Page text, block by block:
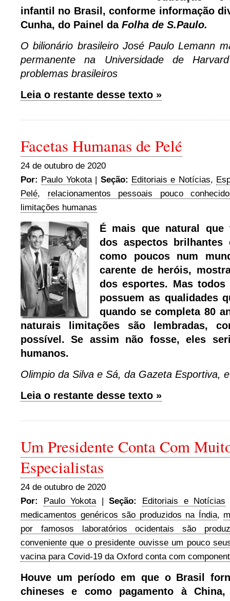
infantil no Brasil, conforme informação
Cunha, do Painel da Folha de S.Paulo.
O bilionário brasileiro José Paulo Lemann
permanente na Universidade de
problemas brasileiros
Leia o restante desse texto »
Facetas Humanas de Pelé
24 de outubro de 2020
Por: Paulo Yokota| Seção: Editoriais e Notícias,
Pelé, relacionamentos pessoais pouco
limitações humanas
É mais que natural que
dos aspectos
como poucos num
carente de heróis,
dos esportes. Mas todos
possuem as qualidades
quando se completa 80
naturais limitações são lembradas,
possível. Se assim não fosse, eles
humanos.
Olimpio da Silva e Sá, da Gazeta Esportiva,
Leia o restante desse texto »
Um Presidente Conta Com
Especialistas
24 de outubro de 2020
Por:
Paulo Yokota|Seção: Editoriais e Notícias
medicamentos genéricos são produzidos na Índia,
por famosos laboratórios ocidentais são
conveniente que o presidente ouvisse um pouco
vacina para Covid-19 da Oxford conta com
Houve um período em que o Brasil
chineses e como pagamento à